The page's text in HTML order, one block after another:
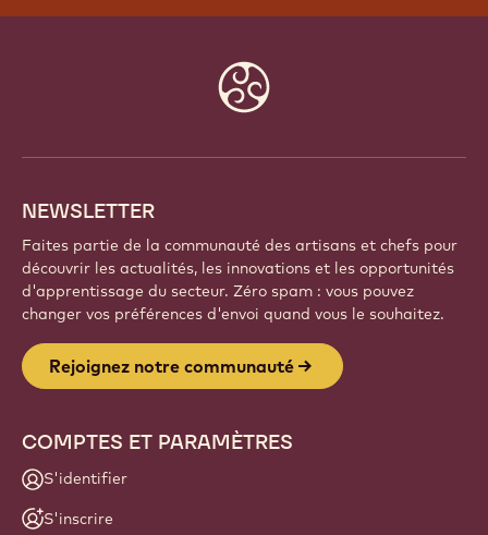
NEWSLETTER
Faites partie de la communauté des artisans et chefs pour
découvrir les actualités, les innovations et les opportunités
d'apprentissage du secteur. Zéro spam : vous pouvez
changer vos préférences d'envoi quand vous le souhaitez.
Rejoignez notre communauté
COMPTES ET PARAMÈTRES
S'identifier
S'inscrire